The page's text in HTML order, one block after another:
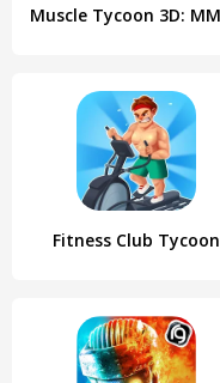
Fitness Club Tycoon